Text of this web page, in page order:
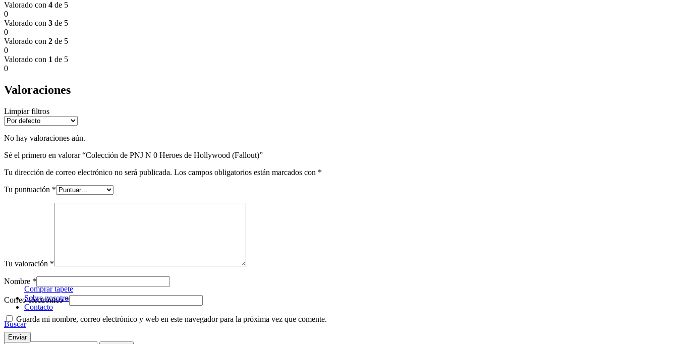
HeroQuest es un juego de mesa icónico que invita a los jugadores a sumergirse en un mundo de fantasía y aventura sin igual. En "Domingo de Juegos", ofrecemos una experiencia aún más inmersiva con
Comprar tapete
Sobre nosotros
Contacto
Buscar
Valorado con 4 de 5
0
Valorado con 3 de 5
0
Valorado con 2 de 5
0
Valorado con 1 de 5
0
Valoraciones
Limpiar filtros
No hay valoraciones aún.
Sé el primero en valorar “Colección de PNJ N 0 Heroes de Hollywood (Fallout)”
Tu dirección de correo electrónico no será publicada. Los campos obligatorios están marcados con *
Tu puntuación *
Tu valoración *
Nombre *
Correo electrónico*
Guarda mi nombre, correo electrónico y web en este navegador para la próxima vez que comente.